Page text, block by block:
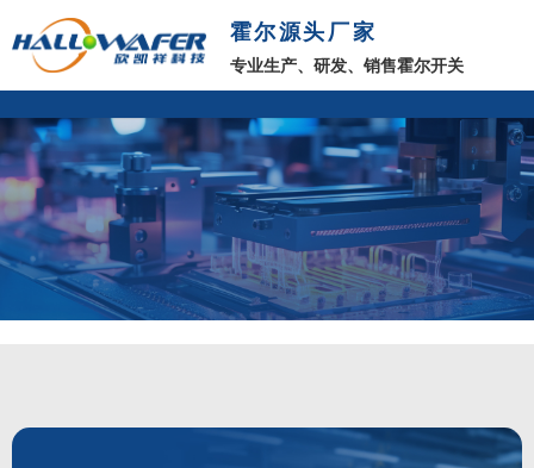
霍尔源头厂家
专业生产、研发、销售霍尔开关